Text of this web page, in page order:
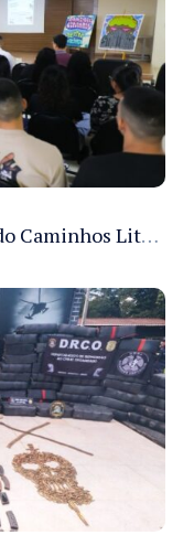
Sejusc participa da 5ª edição do Caminhos Literários com foco na cultura hip-hop nas unidades socioeducativas